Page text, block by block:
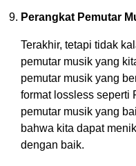
Perangkat Pemutar
Terakhir, tetapi tidak
pemutar musik yang
pemutar musik yang
format lossless seperti
pemutar musik yang
bahwa kita dapat
dengan baik.